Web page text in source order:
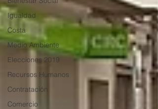
Igualdad
Costa
Medio Ambiente
Elecciones 2019
Recursos Humanos
Contratación
Comercio